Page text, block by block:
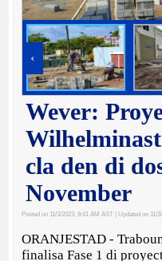
‹
Wever:
cla den di
November
Posted on 11/3/2023, 9:41 AM AST | Updated on 11/
ORANJESTAD -
finalisa Fase 1 di